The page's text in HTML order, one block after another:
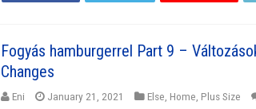
Fogyás hamburgerrel Part 9 –
Changes
Eni January 21, 2021 Else Home Plus Size